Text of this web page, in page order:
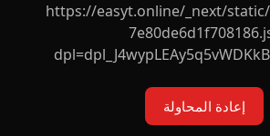
https://easyt.online/_next/
إعادة المحاولة